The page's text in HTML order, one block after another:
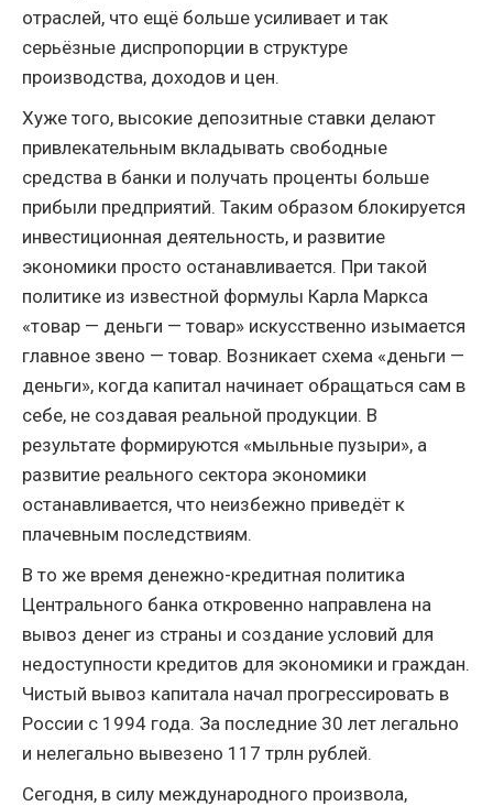
отраслей, что ещё больше усиливает и так
серьёзные диспропорции в структуре
производства, доходов и цен.
Хуже того, высокие депозитные ставки делают
привлекательным вкладывать свободные
средства в банки и получать проценты больше
прибыли предприятий. Таким образом блокируется
инвестиционная деятельность, и развитие
экономики просто останавливается. При такой
политике из известной формулы Карла Маркса
«товар — деньги — товар» искусственно изымается
главное звено — товар. Возникает схема «деньги —
деньги», когда капитал начинает обращаться сам в
себе, не создавая реальной продукции. В
результате формируются «мыльные пузыри», а
развитие реального сектора экономики
останавливается, что неизбежно приведёт к
плачевным последствиям.
В то же время денежно-кредитная политика
Центрального банка откровенно направлена на
вывоз денег из страны и создание условий для
недоступности кредитов для экономики и граждан.
Чистый вывоз капитала начал прогрессировать в
России с 1994 года. За последние 30 лет легально
и нелегально вывезено 117 трлн рублей.
Сегодня, в силу международного произвола,